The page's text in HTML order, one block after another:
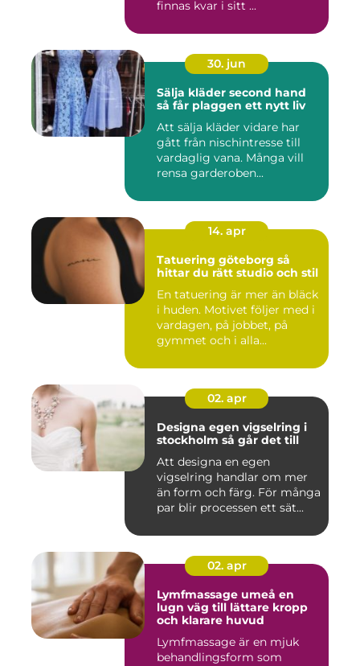
finnas kvar i sitt ...
30. jun
Sälja kläder second hand
så får plaggen ett nytt liv
Att sälja kläder vidare har
gått från nischintresse till
vardaglig vana. Många vill
rensa garderoben...
14. apr
Tatuering göteborg så
hittar du rätt studio och stil
En tatuering är mer än bläck
i huden. Motivet följer med i
vardagen, på jobbet, på
gymmet och i alla...
02. apr
Designa egen vigselring i
stockholm så går det till
Att designa en egen
vigselring handlar om mer
än form och färg. För många
par blir processen ett sät...
02. apr
Lymfmassage umeå en
lugn väg till lättare kropp
och klarare huvud
Lymfmassage är en mjuk
behandlingsform som